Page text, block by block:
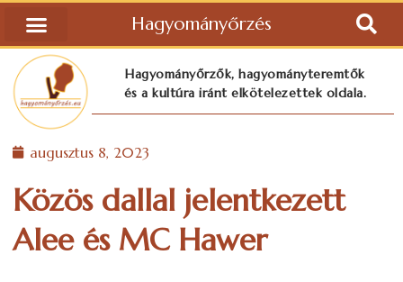
Hagyományőrzés
Hagyományőrzők, hagyományteremtők
és a kultúra iránt elkötelezettek oldala.
augusztus 8, 2023
Közös dallal jelentkezett
Alee és MC Hawer